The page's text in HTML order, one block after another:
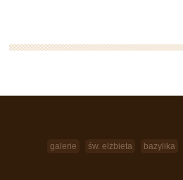
galerie św. elżbieta bazylika